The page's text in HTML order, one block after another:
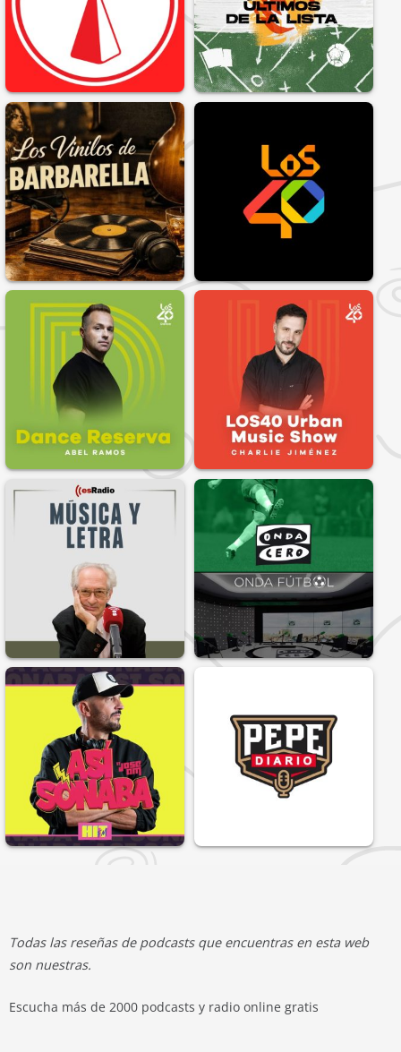
Todas las reseñas de podcasts que encuentras en esta web
son nuestras.
Escucha más de 2000 podcasts y radio online gratis